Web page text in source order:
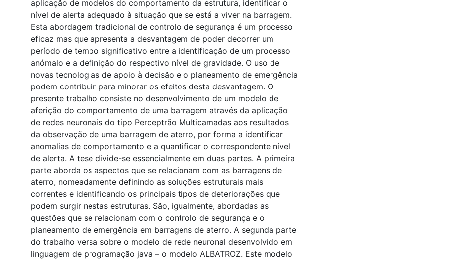
aplicação de modelos do comportamento da estrutura, identificar o
nível de alerta adequado à situação que se está a viver na barragem.
Esta abordagem tradicional de controlo de segurança é um processo
eficaz mas que apresenta a desvantagem de poder decorrer um
período de tempo significativo entre a identificação de um processo
anómalo e a definição do respectivo nível de gravidade. O uso de
novas tecnologias de apoio à decisão e o planeamento de emergência
podem contribuir para minorar os efeitos desta desvantagem. O
presente trabalho consiste no desenvolvimento de um modelo de
aferição do comportamento de uma barragem através da aplicação
de redes neuronais do tipo Perceptrão Multicamadas aos resultados
da observação de uma barragem de aterro, por forma a identificar
anomalias de comportamento e a quantificar o correspondente nível
de alerta. A tese divide-se essencialmente em duas partes. A primeira
parte aborda os aspectos que se relacionam com as barragens de
aterro, nomeadamente definindo as soluções estruturais mais
correntes e identificando os principais tipos de deteriorações que
podem surgir nestas estruturas. São, igualmente, abordadas as
questões que se relacionam com o controlo de segurança e o
planeamento de emergência em barragens de aterro. A segunda parte
do trabalho versa sobre o modelo de rede neuronal desenvolvido em
linguagem de programação java – o modelo ALBATROZ. Este modelo